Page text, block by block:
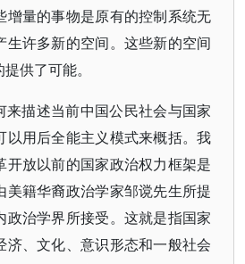
增量的事物是原有的控制系统无
生许多新的空间。这些新的空间
供了可能。
来描述当前中国公民社会与国家
以用后全能主义模式来概括。我
开放以前的国家政治权力框架是
美籍华裔政治学家邹谠先生所提
政治学界所接受。这就是指国家
济、文化、意识形态和一般社会